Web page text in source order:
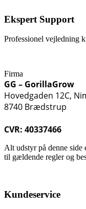
Ekspert Support
Professionel vejledning
Firma
GG – GorillaGrow
Hovedgaden 12C,
8740 Brædstrup
CVR: 40337466
Alt udstyr på denne
til gældende regler og
Kundeservice